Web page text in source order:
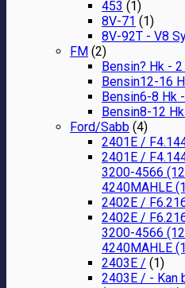
453 (1)
8V-71 (1)
8V-92T - V8
FM (2)
Bensin? Hk - 2
Bensin12-16
Bensin6-8 Hk
Bensin8-12
Ford/Sabb (4)
2401E /
2401E /
3200-4566
4240MAHLE
2402E /
2402E /
3200-4566
4240MAHLE
2403E / (1)
2403E / - Kan